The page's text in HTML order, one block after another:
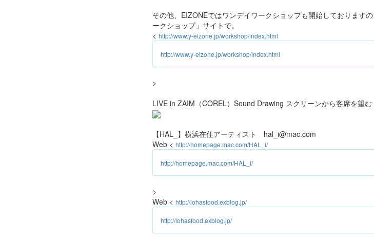
その他、EIZONEではワンデイワークショップも開始しております
ークショップ」サイトで。
< http://www.y-eizone.jp/workshop/index.html
http://www.y-eizone.jp/workshop/index.html
>
LIVE in ZAIM（COREL）Sound Drawing スクリーンから客席を望む
【HAL_】横浜在住アーティスト hal_i@mac.com
Web < http://homepage.mac.com/HAL_i/
http://homepage.mac.com/HAL_i/
>
Web < http://lohasfood.exblog.jp/
http://lohasfood.exblog.jp/